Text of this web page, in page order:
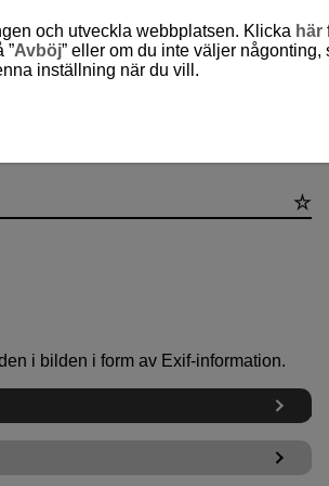
i bilden i form av Exif-information.
och utveckla webbplatsen. Klicka här
”Avböj” eller om du inte väljer någonting,
inställning när du vill.